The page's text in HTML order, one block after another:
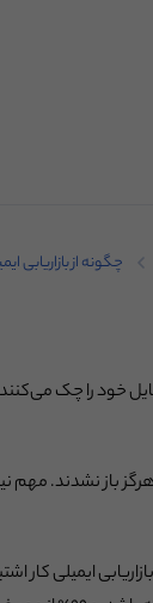
چگونه از بازاریابی
خود را چک
های بازاریابی
ایمیلی کار